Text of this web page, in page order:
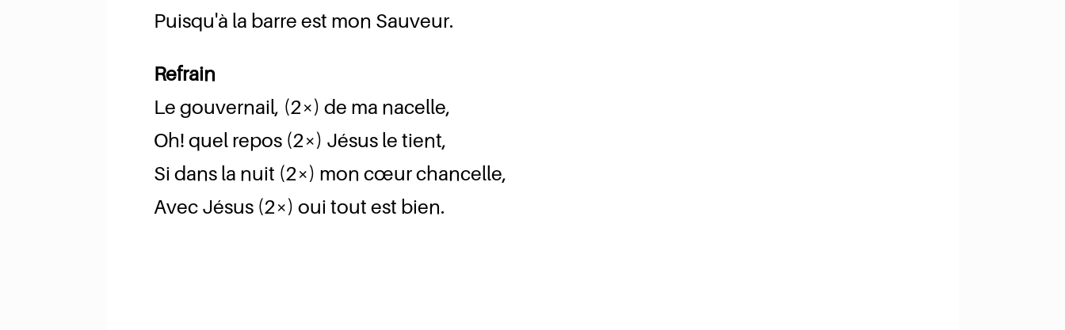
Puisqu'à la barre est mon Sauveur.
Refrain
Le gouvernail, (2×) de ma nacelle,
Oh! quel repos (2×) Jésus le tient,
Si dans la nuit (2×) mon cœur chancelle,
Avec Jésus (2×) oui tout est bien.